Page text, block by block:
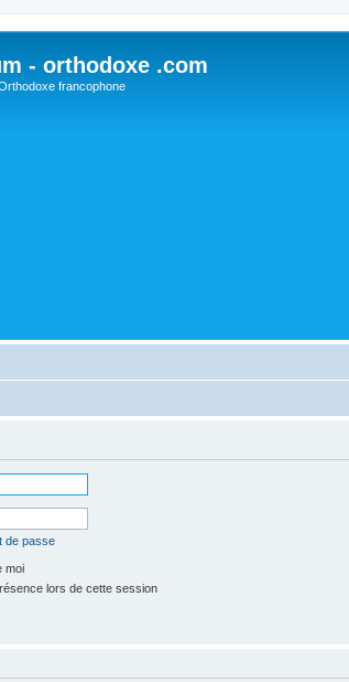
- orthodoxe .com
francophone
de passe
moi
lors de cette session